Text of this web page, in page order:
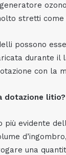
stretti
possono
durante il
con la
dotazione litio?
più evidente
una